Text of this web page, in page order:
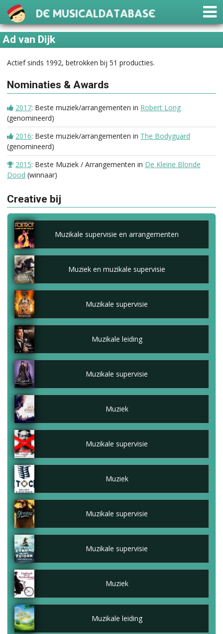
De Musicaldatabase
Ad van Dijk
Actief sinds 1992, betrokken bij 51 producties.
Nominaties & Awards
2017: Beste muziek/arrangementen in Robert Long
(genomineerd)
2016: Beste muziek/arrangementen in The Bodyguard
(genomineerd)
2015: Beste Muziek / Arrangementen in De Kleine Blonde
Dood (winnaar)
Creative bij
Muzikale supervisie en arrangementen
Muziek en muzikale supervisie
Muzikale supervisie
Muzikale leiding
Muzikale supervisie
Muziek
Muzikale supervisie
Muziek
Muzikale supervisie
Muzikale supervisie
Muziek
Muzikale leiding